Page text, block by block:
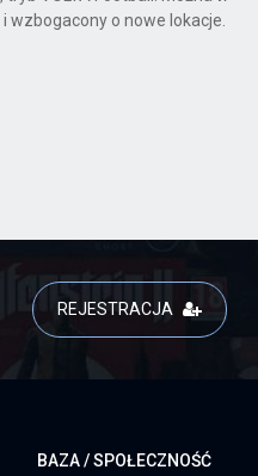
o nowe lokacje.
REJESTRACJA
BAZA / SPOŁECZNOŚĆ